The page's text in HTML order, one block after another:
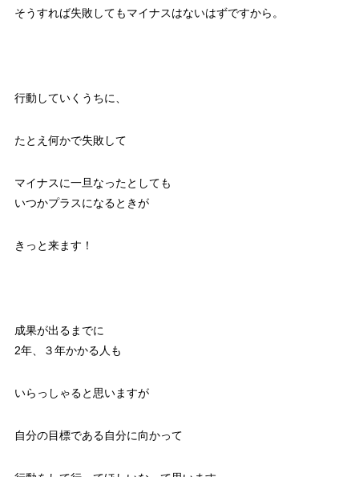
そうすれば失敗してもマイナスはないはずですから。
行動していくうちに、
たとえ何かで失敗して
マイナスに一旦なったとしても
いつかプラスになるときが
きっと来ます！
成果が出るまでに
2年、３年かかる人も
いらっしゃると思いますが
自分の目標である自分に向かって